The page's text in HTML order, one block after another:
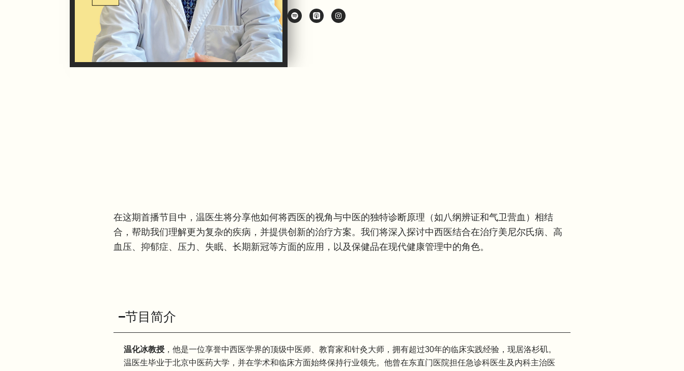
o
t
i
s
t
a
在这期首播节目中，温医生将分享他如何将西医的视角与中医的独特诊断原理（如八纲辨证和气卫营血）相结
合，帮助我们理解更为复杂的疾病，并提供创新的治疗方案。我们将深入探讨中西医结合在治疗美尼尔氏病、高
血压、抑郁症、压力、失眠、长期新冠等方面的应用，以及保健品在现代健康管理中的角色。
节目简介
温化冰教授，他是一位享誉中西医学界的顶级中医师、教育家和针灸大师，拥有超过30年的临床实践经验，现居洛杉矶。
温医生毕业于北京中医药大学，并在学术和临床方面始终保持行业领先。他曾在东直门医院担任急诊科医生及内科主治医